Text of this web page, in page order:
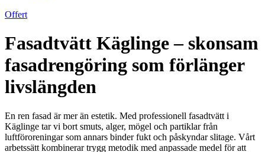
Offert
Fasadtvätt Käglinge – skonsam
fasadrengöring som förlänger
livslängden
En ren fasad är mer än estetik. Med professionell fasadtvätt i
Käglinge tar vi bort smuts, alger, mögel och partiklar från
luftföroreningar som annars binder fukt och påskyndar slitage. Vårt
arbetssätt kombinerar trygg metodik med anpassade medel för att